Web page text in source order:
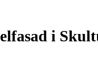
i